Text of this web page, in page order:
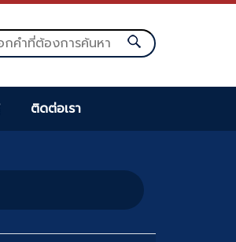
ติดต่อเรา